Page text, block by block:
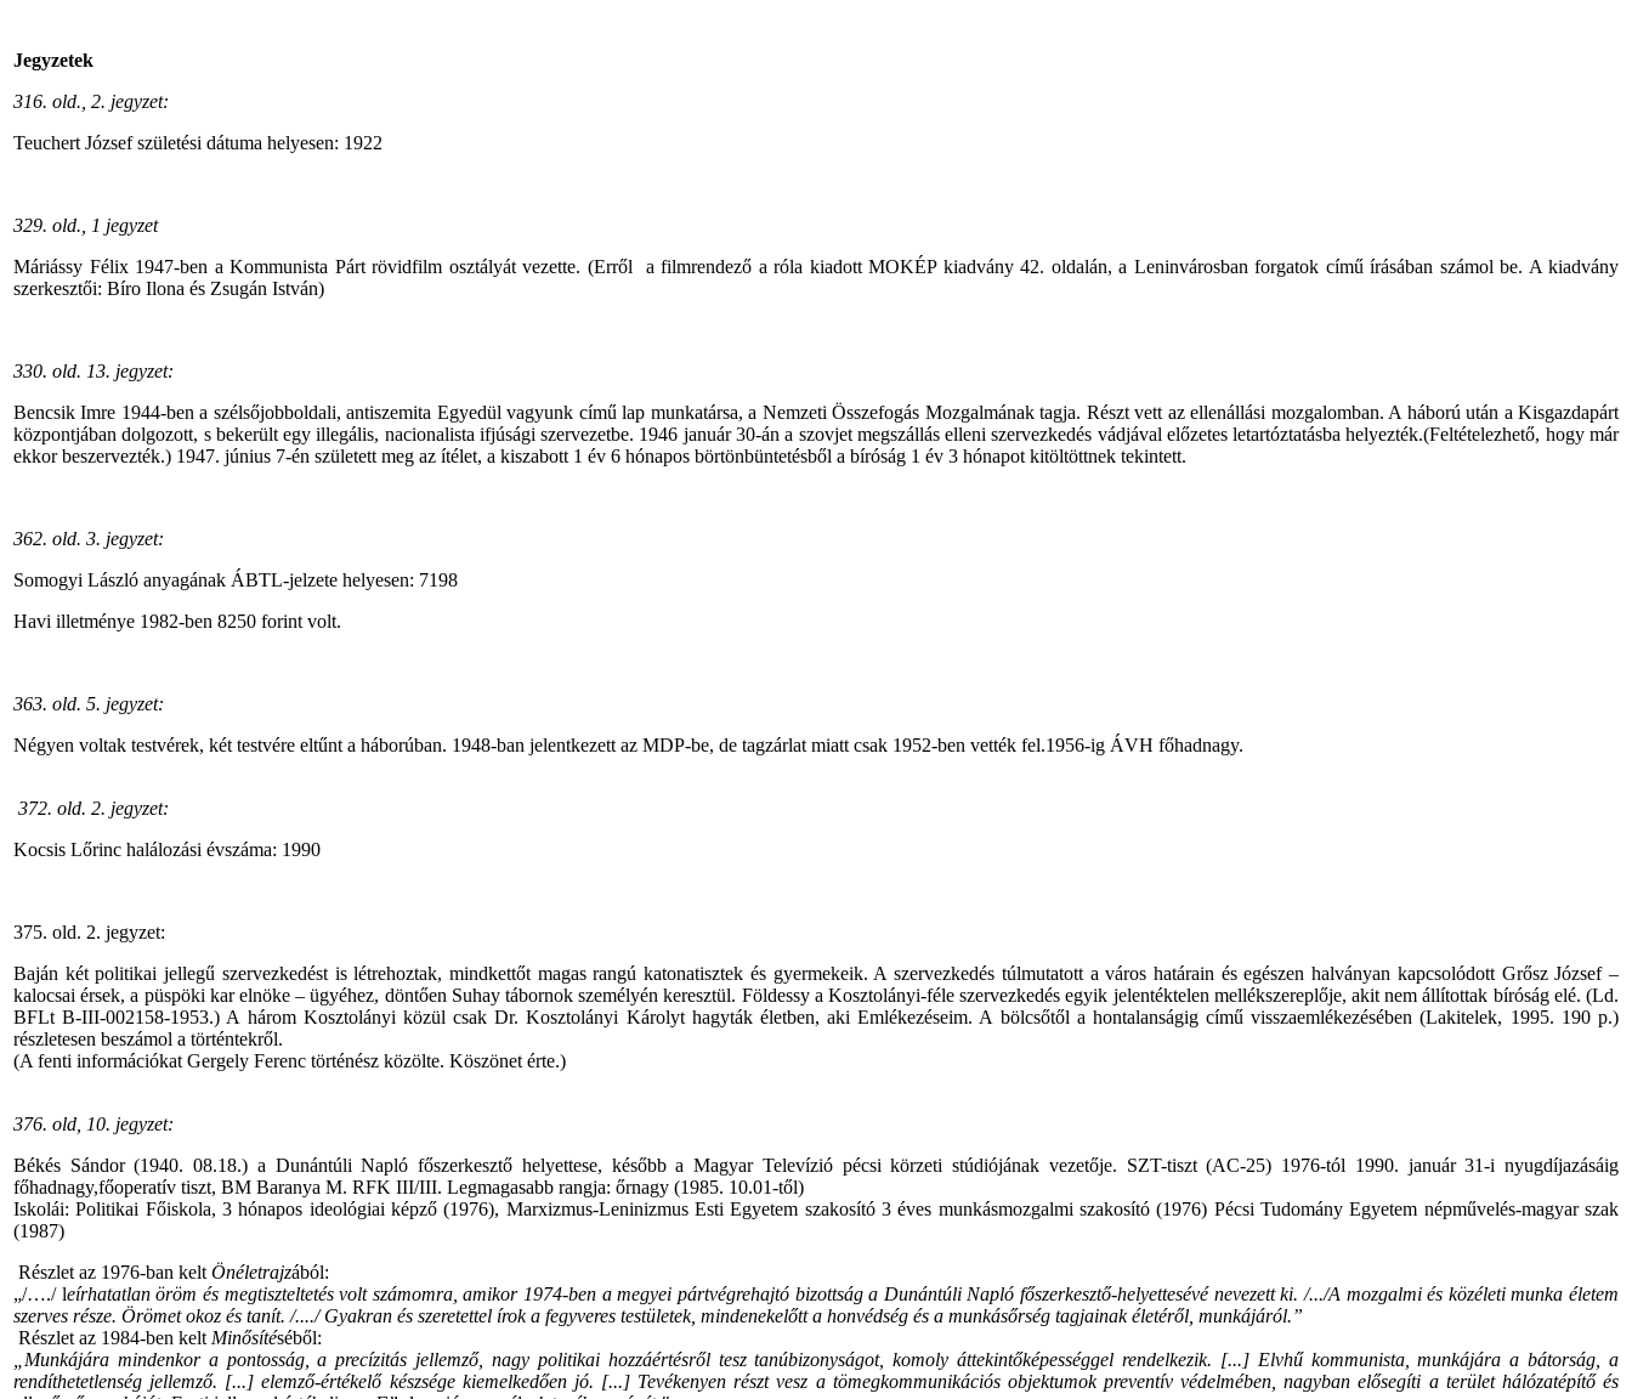
Jegyzetek
316. old., 2. jegyzet:
Teuchert József születési dátuma helyesen: 1922
329. old., 1 jegyzet
Máriássy Félix 1947-ben a Kommunista Párt rövidfilm osztályát vezette. (Erről a filmrendező a róla kiadott MOKÉP kiadvány 42. oldalán, a Leninvárosban forgatok című írásában számol be. A kiadvány
szerkesztői: Bíro Ilona és Zsugán István)
330. old. 13. jegyzet:
Bencsik Imre 1944-ben a szélsőjobboldali, antiszemita Egyedül vagyunk című lap munkatársa, a Nemzeti Összefogás Mozgalmának tagja. Részt vett az ellenállási mozgalomban. A háború után a Kisgazdapárt
központjában dolgozott, s bekerült egy illegális, nacionalista ifjúsági szervezetbe. 1946 január 30-án a szovjet megszállás elleni szervezkedés vádjával előzetes letartóztatásba helyezték.(Feltételezhető, hogy már
ekkor beszervezték.) 1947. június 7-én született meg az ítélet, a kiszabott 1 év 6 hónapos börtönbüntetésből a bíróság 1 év 3 hónapot kitöltöttnek tekintett.
362. old. 3. jegyzet:
Somogyi László anyagának ÁBTL-jelzete helyesen: 7198
Havi illetménye 1982-ben 8250 forint volt.
363. old. 5. jegyzet:
Négyen voltak testvérek, két testvére eltűnt a háborúban. 1948-ban jelentkezett az MDP-be, de tagzárlat miatt csak 1952-ben vették fel.1956-ig ÁVH főhadnagy.
372. old. 2. jegyzet:
Kocsis Lőrinc halálozási évszáma: 1990
375. old. 2. jegyzet:
Baján két politikai jellegű szervezkedést is létrehoztak, mindkettőt magas rangú katonatisztek és gyermekeik. A szervezkedés túlmutatott a város határain és egészen halványan kapcsolódott Grősz József –
kalocsai érsek, a püspöki kar elnöke – ügyéhez, döntően Suhay tábornok személyén keresztül. Földessy a Kosztolányi-féle szervezkedés egyik jelentéktelen mellékszereplője, akit nem állítottak bíróság elé. (Ld.
BFLt B-III-002158-1953.) A három Kosztolányi közül csak Dr. Kosztolányi Károlyt hagyták életben, aki Emlékezéseim. A bölcsőtől a hontalanságig című visszaemlékezésében (Lakitelek, 1995. 190 p.)
részletesen beszámol a történtekről.
(A fenti információkat Gergely Ferenc történész közölte. Köszönet érte.)
376. old, 10. jegyzet:
Békés Sándor (1940. 08.18.) a Dunántúli Napló főszerkesztő helyettese, később a Magyar Televízió pécsi körzeti stúdiójának vezetője. SZT-tiszt (AC-25) 1976-tól 1990. január 31-i nyugdíjazásáig
főhadnagy,főoperatív tiszt, BM Baranya M. RFK III/III. Legmagasabb rangja: őrnagy (1985. 10.01-től)
Iskolái: Politikai Főiskola, 3 hónapos ideológiai képző (1976), Marxizmus-Leninizmus Esti Egyetem szakosító 3 éves munkásmozgalmi szakosító (1976) Pécsi Tudomány Egyetem népművelés-magyar szak
(1987)
Részlet az 1976-ban kelt Önéletrajzából:
„/…./ leírhatatlan öröm és megtiszteltetés volt számomra, amikor 1974-ben a megyei pártvégrehajtó bizottság a Dunántúli Napló főszerkesztő-helyettesévé nevezett ki. /.../A mozgalmi és közéleti munka életem
szerves része. Örömet okoz és tanít. /..../ Gyakran és szeretettel írok a fegyveres testületek, mindenekelőtt a honvédség és a munkásőrség tagjainak életéről, munkájáról.”
Részlet az 1984-ben kelt Minősítéséből:
„Munkájára mindenkor a pontosság, a precízitás jellemző, nagy politikai hozzáértésről tesz tanúbizonyságot, komoly áttekintőképességgel rendelkezik. [...] Elvhű kommunista, munkájára a bátorság, a
rendíthetetlenség jellemző. [...] elemző-értékelő készsége kiemelkedően jó. [...] Tevékenyen részt vesz a tömegkommunikációs objektumok preventív védelmében, nagyban elősegíti a terület hálózatépítő és